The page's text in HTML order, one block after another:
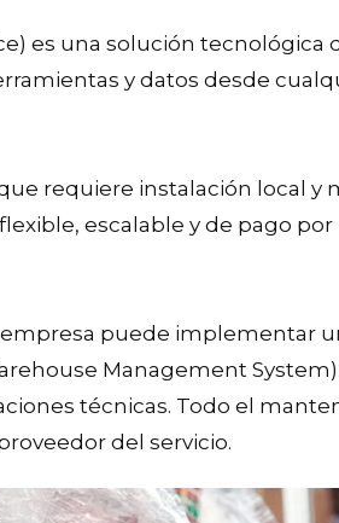
es una solución tecnológica
y datos desde
requiere instalación local y
escalable y de pago
puede implementar
Management
técnicas. Todo el
del servicio.